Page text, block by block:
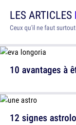
LES ARTICLES
Ceux qu'il ne faut
10 avantages à
12 signes